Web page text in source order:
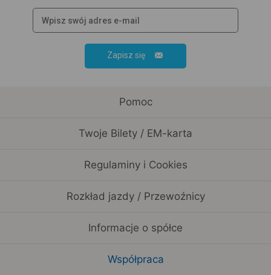
Zapisz się
Pomoc
Twoje Bilety / EM-karta
Regulaminy i Cookies
Rozkład jazdy / Przewoźnicy
Informacje o spółce
Współpraca